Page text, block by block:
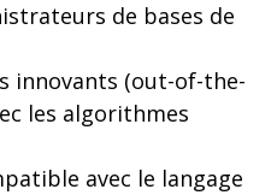
de bases de
innovants (out-of-the-
les algorithmes
avec le langage